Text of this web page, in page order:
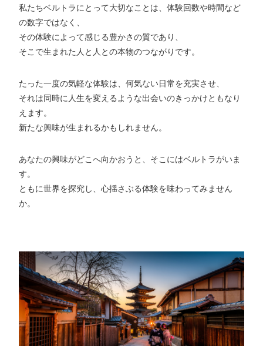
私たちベルトラにとって大切なことは、体験回数や時間など
の数字ではなく、
その体験によって感じる豊かさの質であり、
そこで生まれた人と人との本物のつながりです。
たった一度の気軽な体験は、何気ない日常を充実させ、
それは同時に人生を変えるような出会いのきっかけともなり
えます。
新たな興味が生まれるかもしれません。
あなたの興味がどこへ向かおうと、そこにはベルトラがいま
す。
ともに世界を探究し、心揺さぶる体験を味わってみません
か。